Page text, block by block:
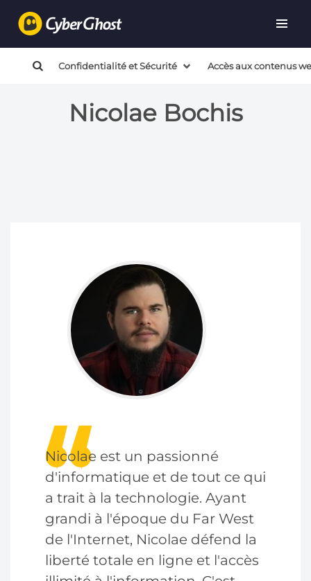
Confidentialité et Sécurité Accès aux contenus
Nicolae Bochis
Nicolae est un passionné
d'informatique et de tout ce qui
a trait à la technologie. Ayant
grandi à l'époque du Far West
de l'Internet, Nicolae défend la
liberté totale en ligne et l'accès